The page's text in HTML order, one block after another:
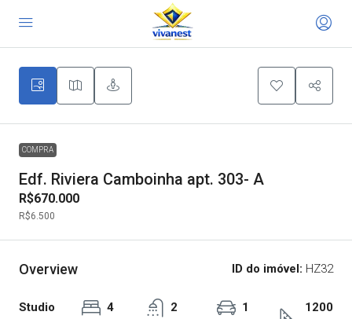
30
COMPRA
Edf. Riviera Camboinha apt. 303- A
R$670.000
R$6.500
Overview ID do imóvel: HZ32
Studio
4
2
1
1200